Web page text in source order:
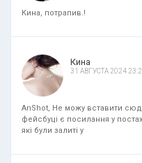
Кина, потрапив.!
Кина
31 АВГУСТА 2024
AnShot, Не можу вставити
фейсбуці є посилання у
які були залиті у